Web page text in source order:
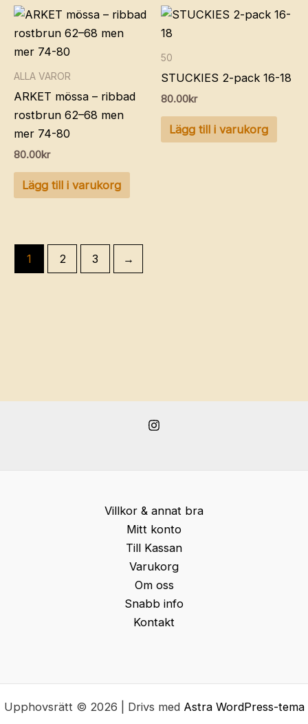
ALLA VAROR
ARKET mössa – ribbad
rostbrun 62–68 men
mer 74-80
80.00kr
Lägg till i varukorg
50
STUCKIES 2-pack 16-18
80.00kr
Lägg till i varukorg
1 2 3 →
Villkor & annat bra
Mitt konto
Till Kassan
Varukorg
Om oss
Snabb info
Kontakt
Upphovsrätt © 2026 | Drivs med Astra WordPress-tema